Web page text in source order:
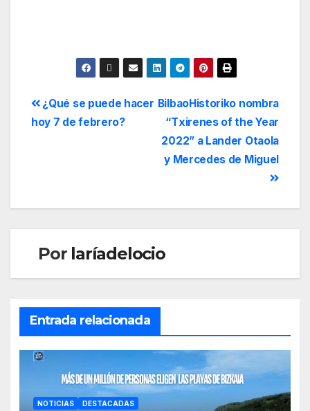
BilbaoHistoriko nombra
“Txirenes of the Year
2022” a Lander Otaola
y Mercedes de Miguel
¿Qué se puede hacer
hoy 7 de febrero?
Por laríadelocio
Entrada relacionada
NOTICIAS DESTACADAS